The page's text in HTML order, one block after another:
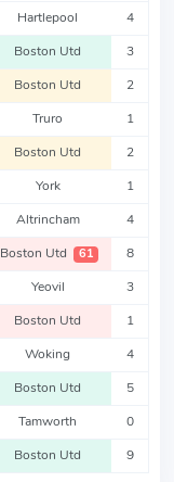
Hartlepool 4
Boston Utd 3
Boston Utd 2
Truro 1
Boston Utd 2
York 1
Altrincham 4
Boston Utd 61 8
Yeovil 3
Boston Utd 1
Woking 4
Boston Utd 5
Tamworth 0
Boston Utd 9